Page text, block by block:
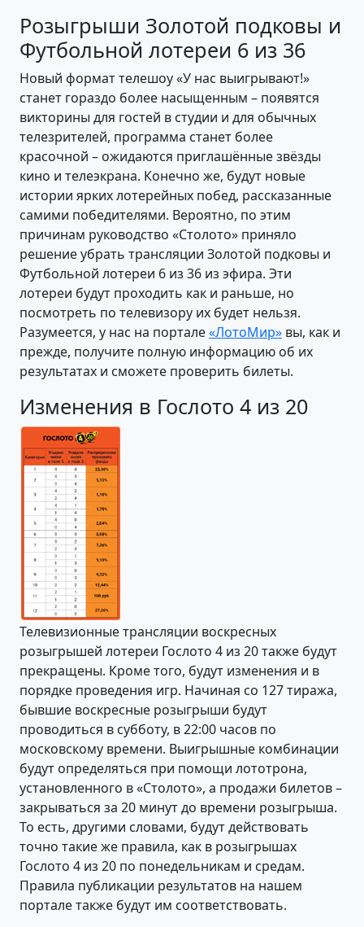
Розыгрыши Золотой подковы и
Футбольной лотереи 6 из 36
Новый формат телешоу «У нас выигрывают!»
станет гораздо более насыщенным – появятся
викторины для гостей в студии и для обычных
телезрителей, программа станет более
красочной – ожидаются приглашённые звёзды
кино и телеэкрана. Конечно же, будут новые
истории ярких лотерейных побед, рассказанные
самими победителями. Вероятно, по этим
причинам руководство «Столото» приняло
решение убрать трансляции Золотой подковы и
Футбольной лотереи 6 из 36 из эфира. Эти
лотереи будут проходить как и раньше, но
посмотреть по телевизору их будет нельзя.
Разумеется, у нас на портале«ЛотоМир» вы, как и
прежде, получите полную информацию об их
результатах и сможете проверить билеты.
Изменения в Гослото 4 из 20
Телевизионные трансляции воскресных
розыгрышей лотереи Гослото 4 из 20 также будут
прекращены. Кроме того, будут изменения и в
порядке проведения игр. Начиная со 127 тиража,
бывшие воскресные розыгрыши будут
проводиться в субботу, в 22:00 часов по
московскому времени. Выигрышные комбинации
будут определяться при помощи лототрона,
установленного в «Столото», а продажи билетов –
закрываться за 20 минут до времени розыгрыша.
То есть, другими словами, будут действовать
точно такие же правила, как в розыгрышах
Гослото 4 из 20 по понедельникам и средам.
Правила публикации результатов на нашем
портале также будут им соответствовать.